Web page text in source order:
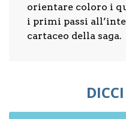
orientare coloro i
i primi passi
cartaceo della saga.